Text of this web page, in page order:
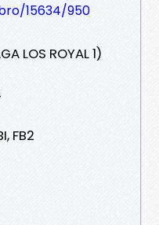
15634/950
LOS ROYAL 1)
FB2